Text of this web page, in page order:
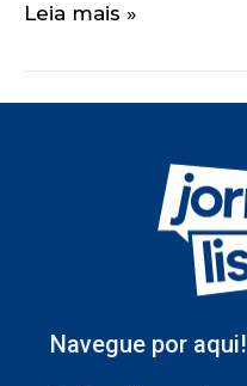
Leia mais »
Navegue por aqui!